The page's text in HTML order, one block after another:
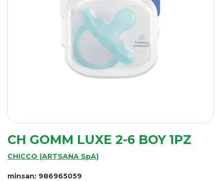
CH GOMM LUXE 2-6 BOY 1PZ
CHICCO (ARTSANA SpA)
minsan: 986965059